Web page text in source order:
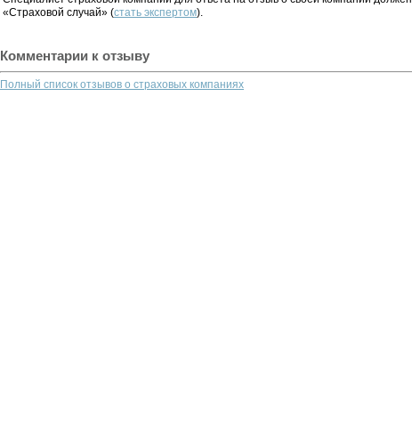
«Страховой случай» (стать экспертом).
Комментарии к отзыву
Полный список отзывов о страховых компаниях